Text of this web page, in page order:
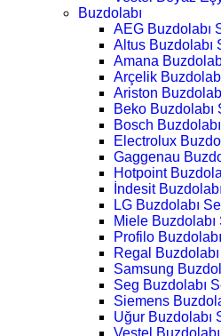
Buzdolabı
AEG Buzdolabı
Altus Buzdolabı
Amana
Arçelik
Ariston
Beko Buzdolabı
Bosch
Electrolux
Gaggenau
Hotpoint
İndesit
LG Buzdolabı
Miele Buzdolabı
Profilo
Regal
Samsung
Seg Buzdolabı
Siemens
Uğur Buzdolabı
Vestel